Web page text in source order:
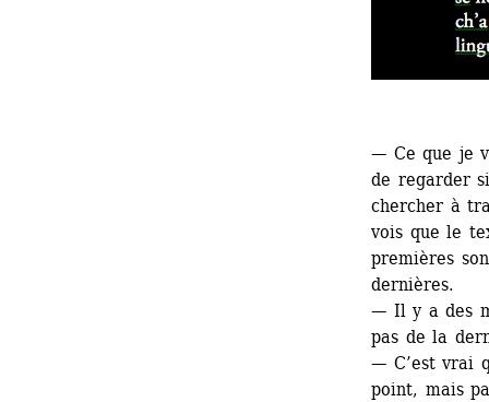
— Ce que je
de regarder
chercher à
vois que le
premières
dernières.
— Il y a des
pas de la
— C’est vrai
point, mais